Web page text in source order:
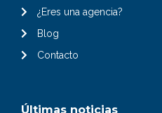
¿Eres una agencia?
Blog
Contacto
Últimas noticias